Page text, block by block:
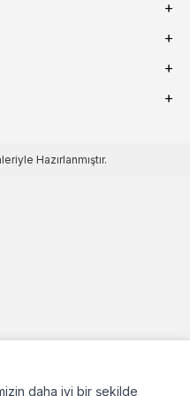
Hazırlanmıştır.
daha iyi bir şekilde